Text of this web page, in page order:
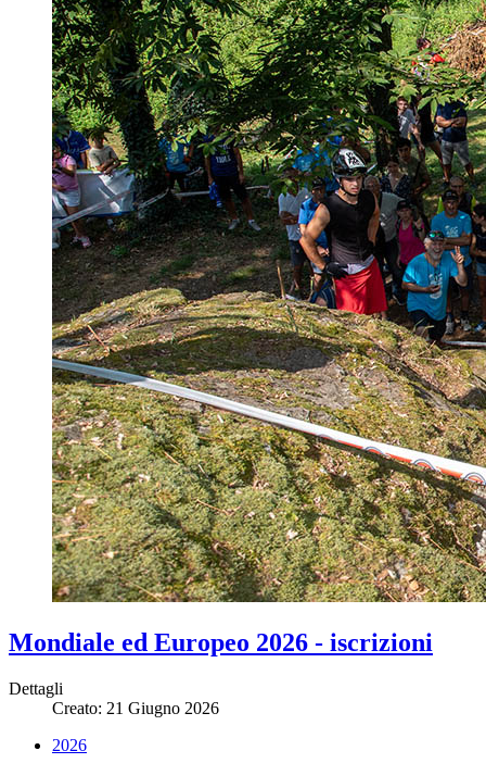
Mondiale ed Europeo 2026 - iscrizioni
Dettagli
Creato: 21 Giugno 2026
2026